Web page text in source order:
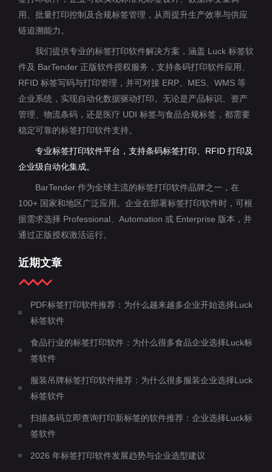
用、批量打印控制及合规标签管理，从而提升生产效率与供应
链追溯能力。
我们提供专业的标签打印软件解决方案，涵盖 Luck 标签软
件及 BarTender 正版软件授权服务，支持条码打印软件应用、
RFID 标签写码与打印管理，并可对接 ERP、MES、WMS 等
企业系统，实现自动化数据驱动打印。无论是产品标识、资产
管理、物流条码，还是医疗 UDI 标签与食品合规标签，都需要
稳定可靠的标签打印软件支持。
专业标签打印软件平台，支持条码标签打印、RFID 打印及
企业级自动化集成。
BarTender 作为全球主流的标签打印软件品牌之一，在
100+ 国家和地区广泛应用。企业在部署标签打印软件时，可根
据需求选择 Professional、Automation 或 Enterprise 版本，并
通过正版授权激活运行。
近期文章
PDF标签打印软件推荐：为什么越来越多企业开始选择Luck
标签软件
食品行业的标签打印软件：为什么很多食品企业选择Luck标
签软件
服装吊牌标签打印软件推荐：为什么很多服装企业选择Luck
标签软件
扫描条码立即查询打印新标签的软件推荐：企业选择Luck标
签软件
2026 年标签打印软件发展趋势与企业选型建议